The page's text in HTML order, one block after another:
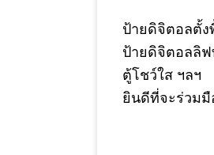
ป้ายดิจิตอลตั้ง
ป้ายดิจิตอลลิฟ
ตู้โชว์ใส ฯลฯ
ยินดีที่จะร่วม